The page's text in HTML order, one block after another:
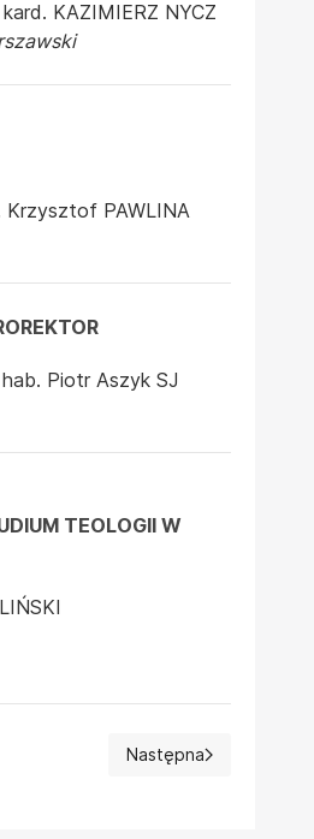
KAZIMIERZ NYCZ
Krzysztof PAWLINA
Piotr Aszyk SJ
TEOLOGII W
Następna strona:
Następna